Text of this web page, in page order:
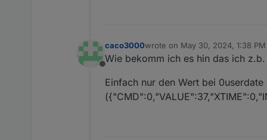
Offline
caco3000wrote on May 30, 2024, 1:38 PM
last edited by
Wie bekomm ich es hin das ich
Einfach nur den Wert bei